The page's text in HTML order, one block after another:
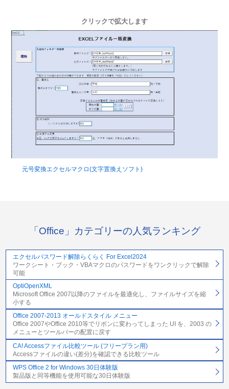
クリックで拡大します
元号変換エクセルマクロ(文字置換えソフト)
「Office」カテゴリーの人気ランキング
エクセルパスワード解除らくらく For Excel2024
ワークシート・ブック・VBAマクロのパスワードをワンクリックで解除
可能
OptiOpenXML
Microsoft Office 2007以降のファイルを最適化し、ファイルサイズを縮
小する
Office 2007-2013 オールドスタイル メニュー
Office 2007やOffice 2010等でリボンに変わってしまった UI を、2003 の
メニューとツールバーの配置に戻す
CA! Accessファイル比較ツール (フリープラン用)
Accessファイルの違い(差分)を確認できる比較ツール
WPS Office 2 for Windows 30日体験版
製品版と同等機能を使用可能な30日体験版